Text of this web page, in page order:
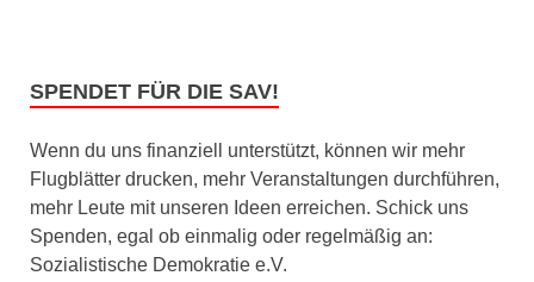
SPENDET FÜR DIE SAV!
Wenn du uns finanziell unterstützt, können wir mehr
Flugblätter drucken, mehr Veranstaltungen durchführen,
mehr Leute mit unseren Ideen erreichen. Schick uns
Spenden, egal ob einmalig oder regelmäßig an:
Sozialistische Demokratie e.V.